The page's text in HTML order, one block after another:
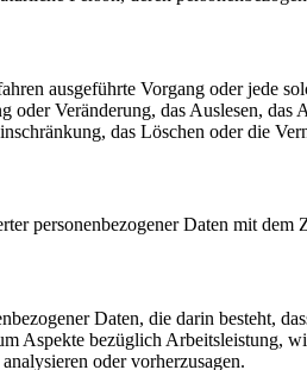
ausgeführte Vorgang oder jede
oder Veränderung, das Auslesen,
das Löschen oder die
personenbezogener Daten mit
Daten, die darin besteht,
Aspekte bezüglich
oder vorherzusagen.